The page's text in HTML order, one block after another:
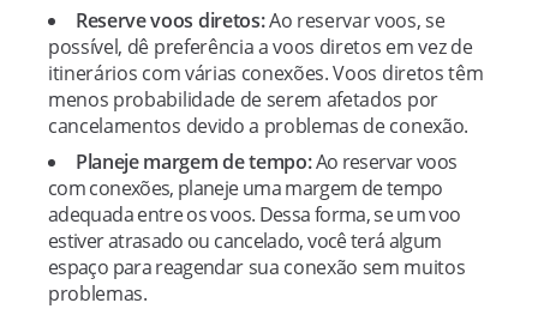
Reserve voos diretos:Ao reservar voos, se
possível, dê preferência a voos diretos em vez de
itinerários com várias conexões. Voos diretos têm
menos probabilidade de serem afetados por
cancelamentos devido a problemas de conexão.
Planeje margem de tempo:Ao reservar voos
com conexões, planeje uma margem de tempo
adequada entre os voos. Dessa forma, se um voo
estiver atrasado ou cancelado, você terá algum
espaço para reagendar sua conexão sem muitos
problemas.